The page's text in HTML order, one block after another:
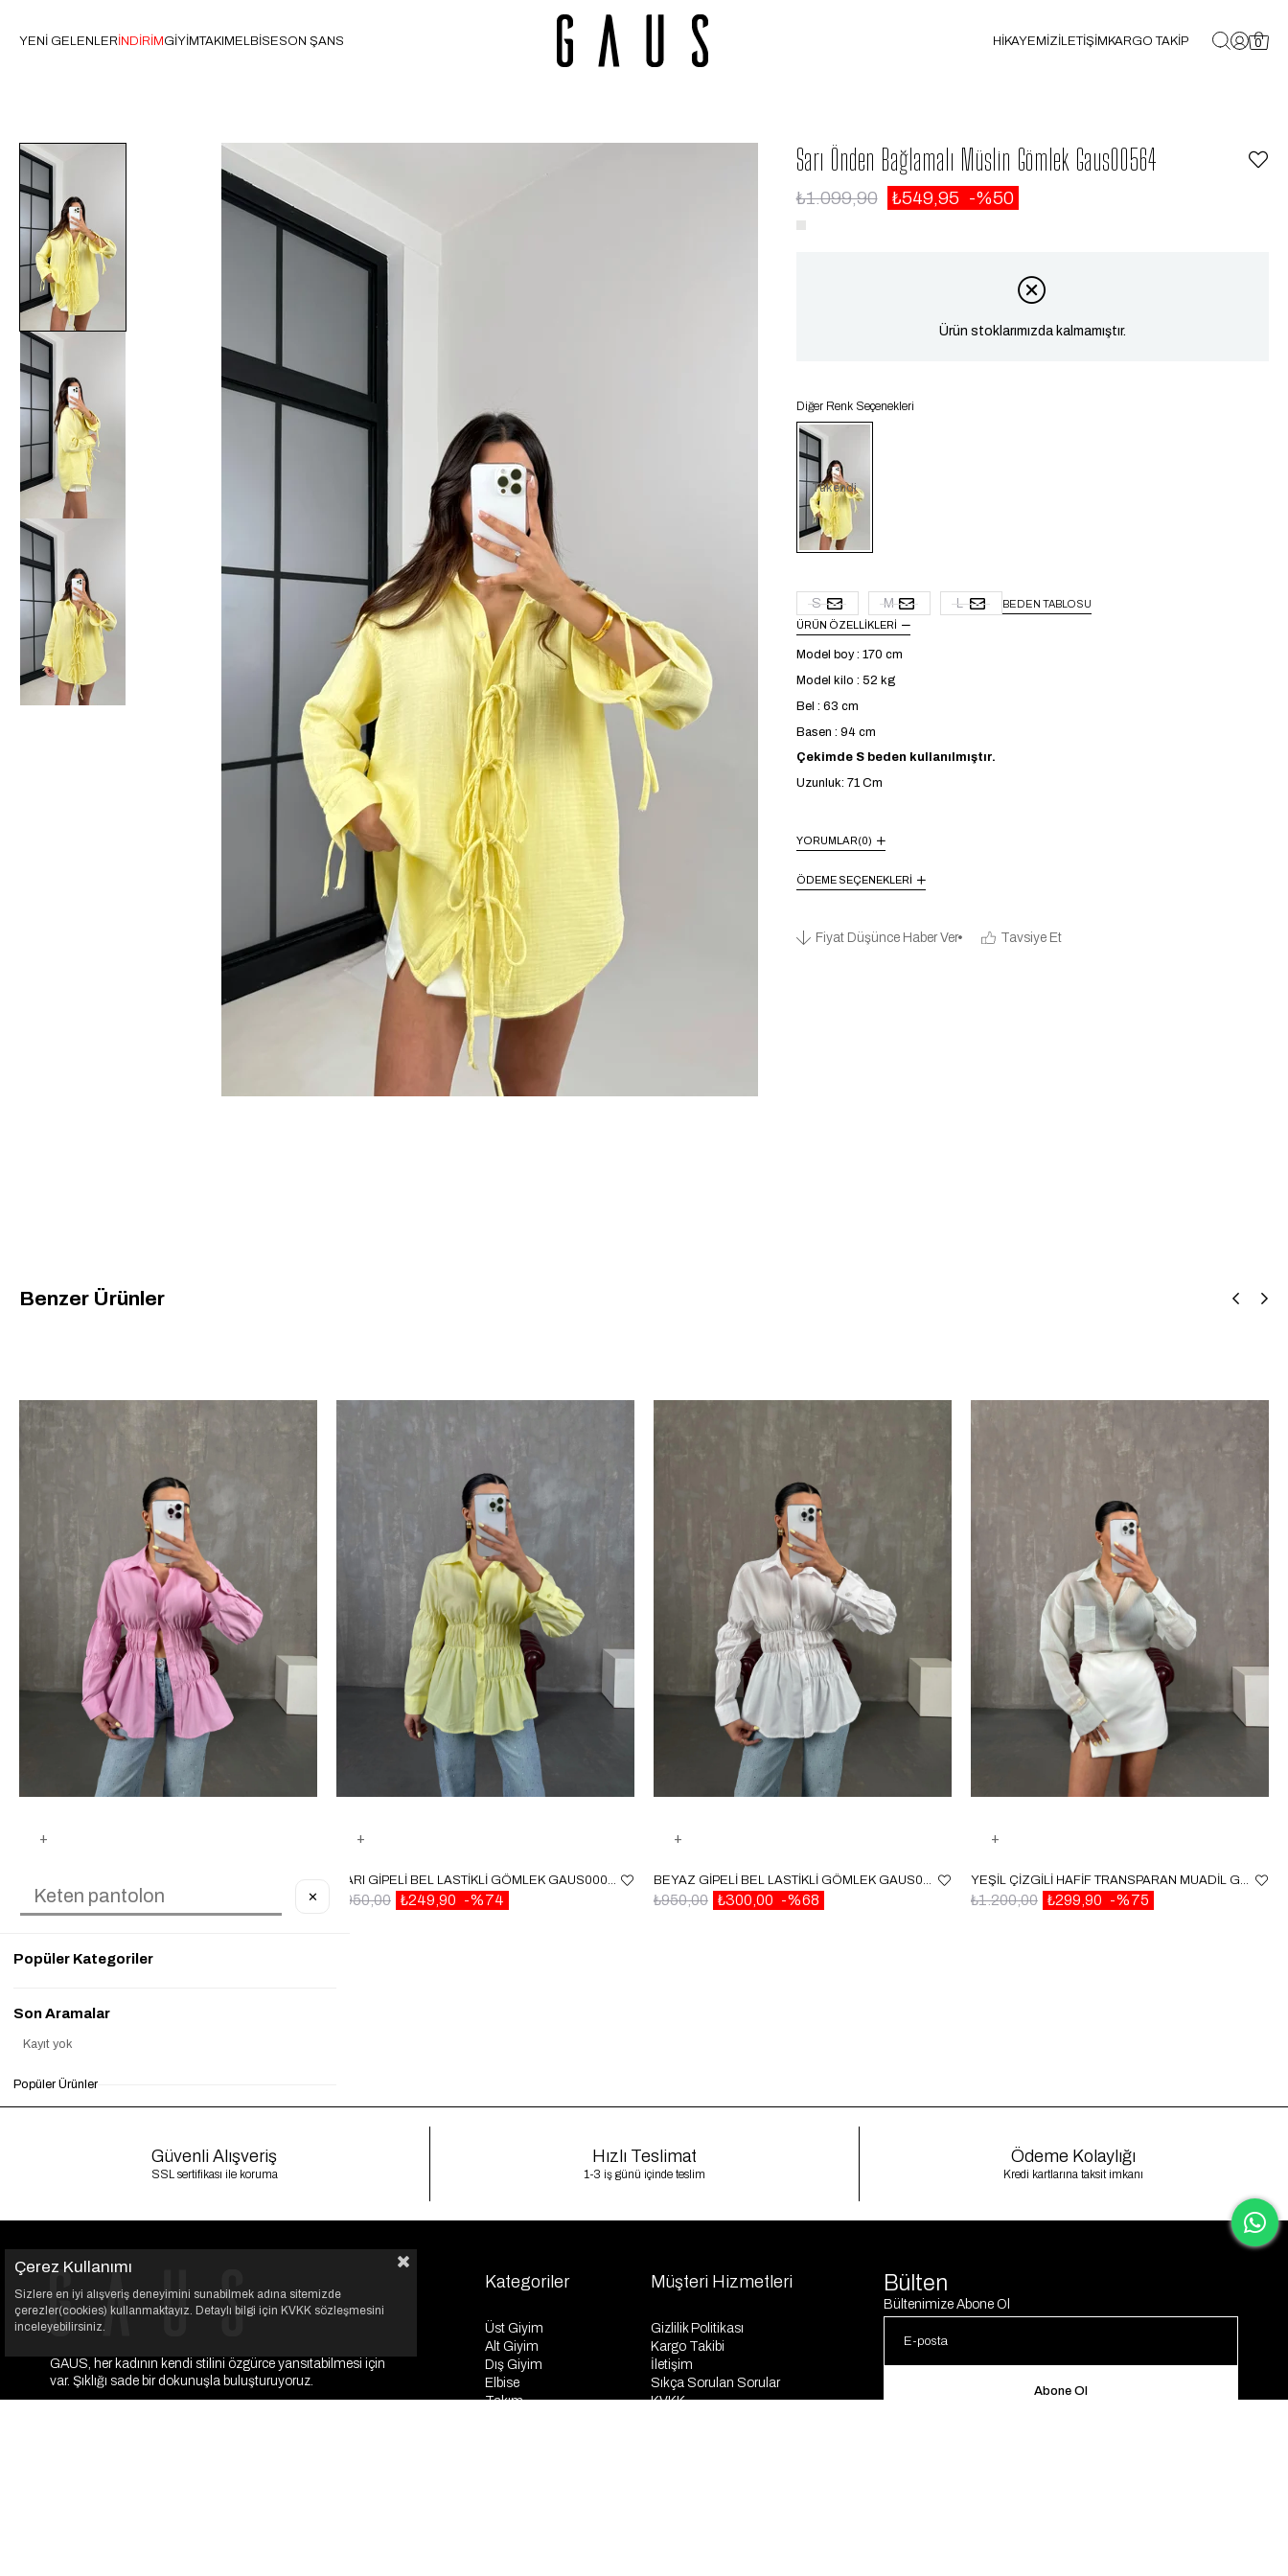
YENİ GELENLERİNDİRİMGİYİMTAKIMELBİSESON ŞANS HİKAYEMİZİLETİŞİMKARGO TAKİP 0
Sarı Önden Bağlamalı Müslin Gömlek Gaus00564
₺1.099,90 ₺549,95 50
Ürün stoklarımızda kalmamıştır.
Diğer Renk Seçenekleri
Tükendi
S M L
BEDEN TABLOSU
ÜRÜN ÖZELLIKLERI
Model boy : 170 cm
Model kilo : 52 kg
Bel : 63 cm
Basen : 94 cm
Çekimde S beden kullanılmıştır.
Uzunluk: 71 Cm
YORUMLAR(0)
ÖDEME SEÇENEKLERI
Fiyat Düşünce Haber Ver Tavsiye Et
Benzer Ürünler
%68
₺300,00
₺950,00
SARI GIPELI BEL LASTIKLI GÖMLEK GAUS00087
%74
₺249,90
₺950,00
BEYAZ GIPELI BEL LASTIKLI GÖMLEK GAUS00087
%68
₺300,00
₺950,00
YEŞIL ÇIZGILI HAFIF TRANSPARAN MUADIL GÖMLEK GAUS00153
%75
₺299,90
₺1.200,00
Güvenli Alışveriş
SSL sertifikası ile koruma
Hızlı Teslimat
1-3 iş günü içinde teslim
Ödeme Kolaylığı
Kredi kartlarına taksit imkanı
GAUS, her kadının kendi stilini özgürce yansıtabilmesi için
var. Şıklığı sade bir dokunuşla buluşturuyoruz.
Kategoriler
Üst Giyim
Alt Giyim
Dış Giyim
Elbise
Takım
Müşteri Hizmetleri
Gizlilik Politikası
Kargo Takibi
İletişim
Sıkça Sorulan Sorular
KVKK
Bülten
Bültenimize Abone Ol
Abone Ol
Çerez Kullanımı
Sizlere en iyi alışveriş deneyimini sunabilmek adına sitemizde
çerezler(cookies) kullanmaktayız. Detaylı bilgi için KVKK sözleşmesini
inceleyebilirsiniz.
✕
Popüler Kategoriler
Son Aramalar
Kayıt yok
Popüler Ürünler